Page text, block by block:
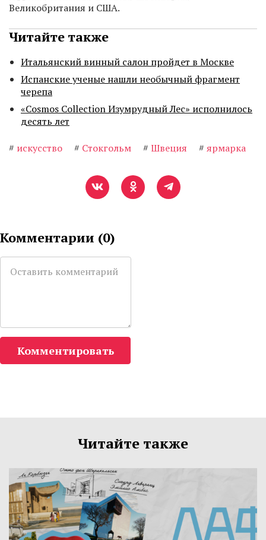
Великобритания и США.
Читайте также
Итальянский винный салон пройдет в Москве
Испанские ученые нашли необычный фрагмент
черепа
«Cosmos Collection Изумрудный Лес» исполнилось
десять лет
# искусство # Стокгольм # Швеция # ярмарка
Комментарии (0)
Комментировать
Читайте также